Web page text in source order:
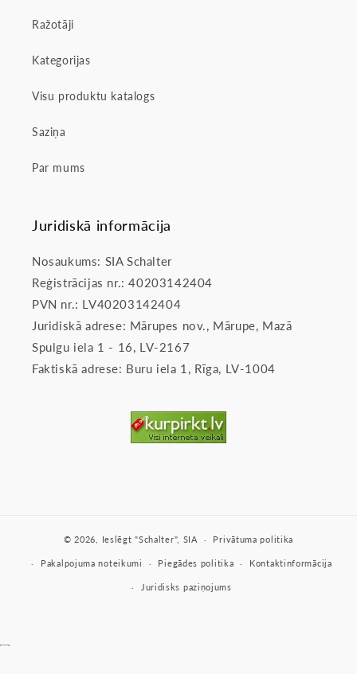
Ražotāji
Kategorijas
Visu produktu katalogs
Saziņa
Par mums
Juridiskā informācija
Nosaukums: SIA Schalter
Reģistrācijas nr.: 40203142404
PVN nr.: LV40203142404
Juridiskā adrese: Mārupes nov., Mārupe, Mazā
Spulgu iela 1 - 16, LV-2167
Faktiskā adrese: Buru iela 1, Rīga, LV-1004
© 2026, Ieslēgt "Schalter", SIA Privātuma politika
Pakalpojuma noteikumi Piegādes politika Kontaktinformācija
Juridisks paziņojums